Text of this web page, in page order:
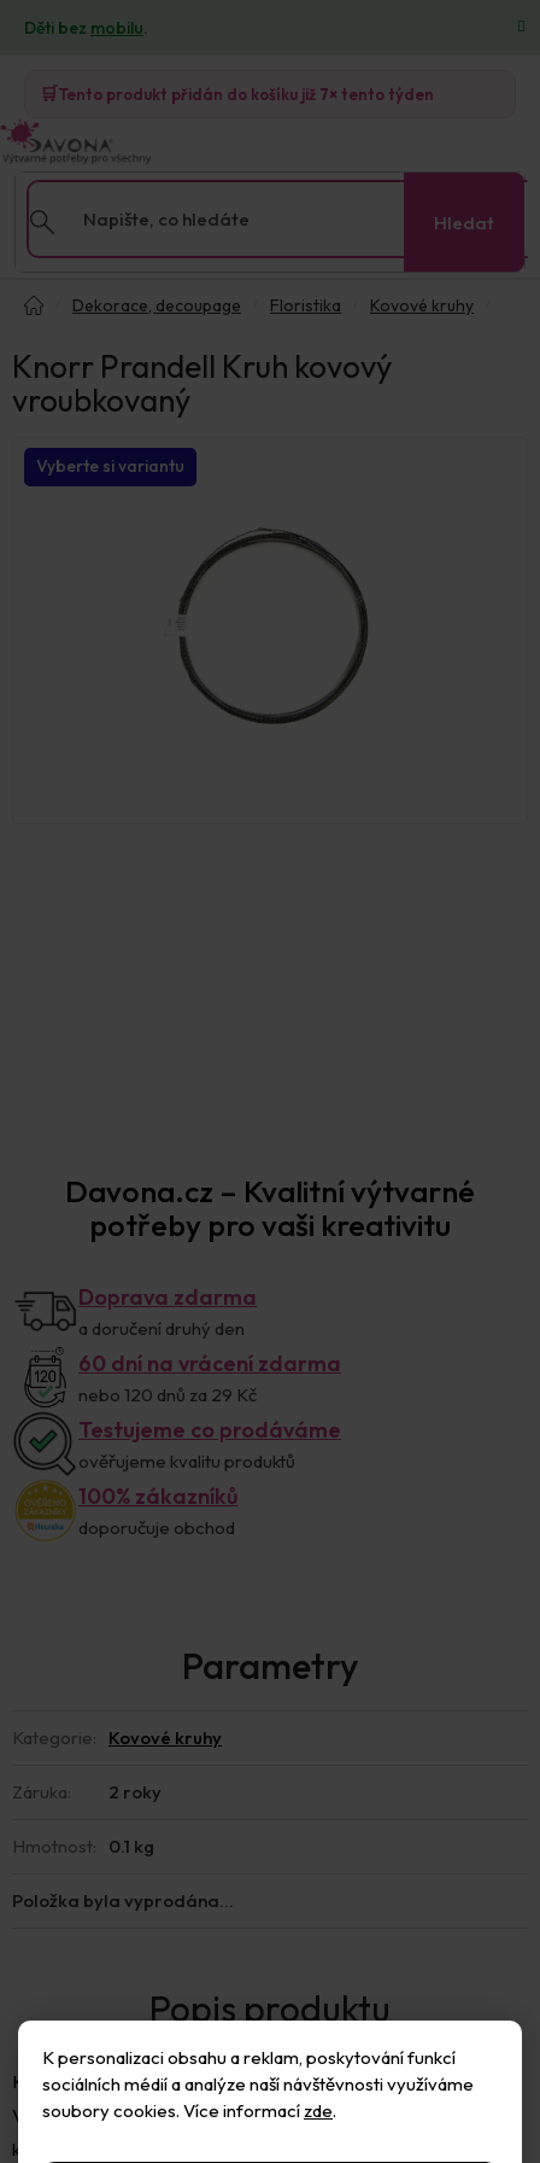
K personalizaci obsahu a reklam, poskytování funkcí
sociálních médií a analýze naší návštěvnosti využíváme
soubory cookies. Více informacízde.
obsah
Děti bez mobilu.
🛒Tento produkt přidán do košíku již 7× tento týden
Hledat
Dekorace, decoupage
Floristika Kovové kruhy
Knorr Prandell Kruh kovový
vroubkovaný
Vyberte si variantu
Davona.cz – Kvalitní výtvarné
potřeby pro vaši kreativitu
Doprava zdarma
a doručení druhý den
60 dní na vrácení zdarma
nebo 120 dnů za 29 Kč
Testujeme co prodáváme
ověřujeme kvalitu produktů
100% zákazníků
doporučuje obchod
Kovová konstrukce, uzavřený vroubkovaný kruh z šedého drátu.
Vhodný na výrobu lapače snů, zvonkohry, dekoračních
květinových věnců a dalších dekorací. Kruh je bez povrchové
Kategorie: Kovové kruhy
Záruka: 2 roky
Hmotnost: 0.1 kg
Položka byla vyprodána…